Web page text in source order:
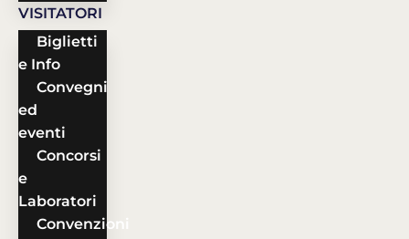
VISITATORI
Biglietti
e Info
Convegni
ed
eventi
Concorsi
e
Laboratori
Convenzioni